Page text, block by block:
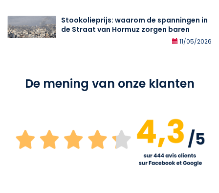
Stookolieprijs: waarom de spanningen in
de Straat van Hormuz zorgen baren
11/05/2026
De mening van onze klanten